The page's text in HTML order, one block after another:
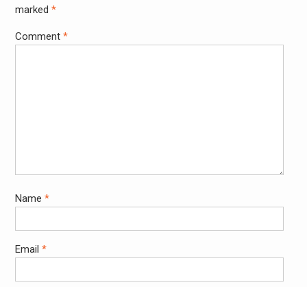
marked *
Comment *
Name *
Email *